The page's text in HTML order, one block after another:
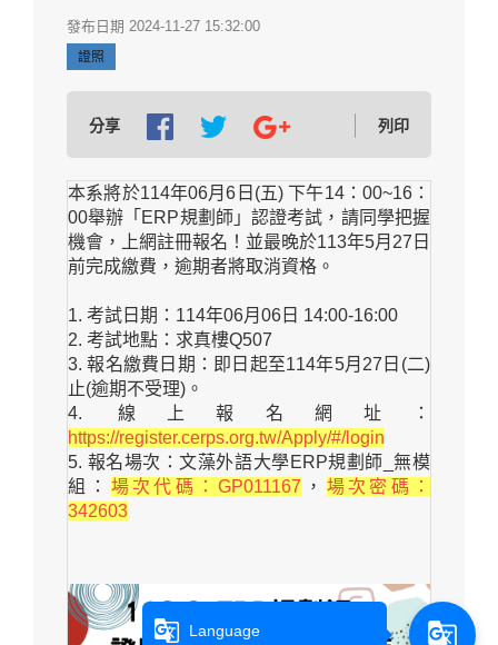
發布日期 2024-11-27 15:32:00
證照
分享 列印
本系將於114年06月6日(五) 下午14：00~16：
00舉辦「ERP規劃師」認證考試，請同學把握
機會，上網註冊報名！並最晚於113年5月27日
前完成繳費，逾期者將取消資格。
1. 考試日期：114年06月06日 14:00-16:00
2. 考試地點：求真樓Q507
3.報名繳費日期：即日起至114年5月27日(二)
止(逾期不受理)。
4.線上報名網址：
https://register.cerps.org.tw/Apply/#/login
5. 報名場次：文藻外語大學ERP規劃師_無模
組： 場次代碼：GP011167 ， 場次密碼：
342603
g_translate
Language
g_translate